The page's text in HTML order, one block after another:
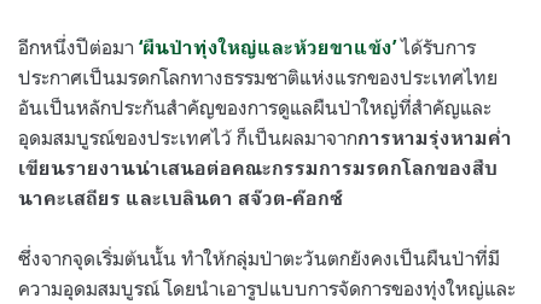
อีกหนึ่งปีต่อมา ‘ผืนป่าทุ่งใหญ่และห้วยขาแข้ง’ ได้รับการ
ประกาศเป็นมรดกโลกทางธรรมชาติแห่งแรกของประเทศไทย
อันเป็นหลักประกันสำคัญของการดูแลผืนป่าใหญ่ที่สำคัญและ
อุดมสมบูรณ์ของประเทศไว้ ก็เป็นผลมาจากการหามรุ่งหามค่ำ
เขียนรายงานนำเสนอต่อคณะกรรมการมรดกโลกของสืบ
นาคะเสถียร และเบลินดา สจ๊วต-ค๊อกซ์
ซึ่งจากจุดเริ่มต้นนั้น ทำให้กลุ่มป่าตะวันตกยังคงเป็นผืนป่าที่มี
ความอุดมสมบูรณ์ โดยนำเอารูปแบบการจัดการของทุ่งใหญ่และ